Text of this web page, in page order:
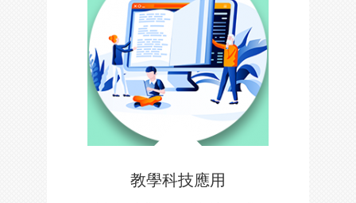
教學科技應用